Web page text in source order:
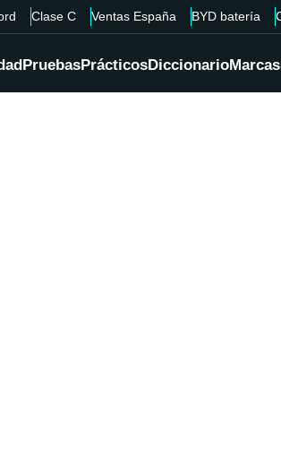
Clase C Ventas España BYD batería
PruebasPrácticosDiccionarioMarcas